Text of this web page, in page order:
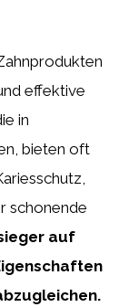
effektive
in
bieten oft
schonende
auf